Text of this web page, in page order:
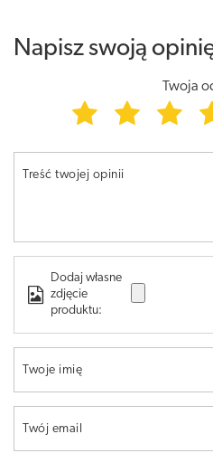
Napisz swoją
Twoja
Treść twojej opinii
Dodaj własne
zdjęcie
produktu:
Twoje imię
Twój email